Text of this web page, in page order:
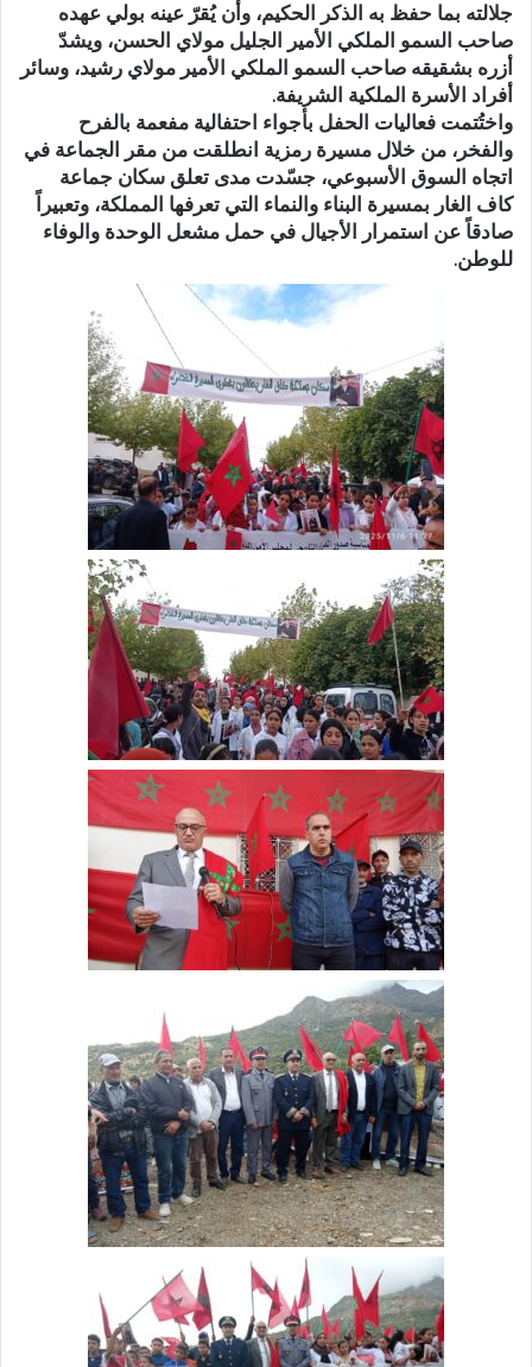
جلالته بما حفظ به الذكر الحكيم، وأن يُقرّ عينه بولي عهده
صاحب السمو الملكي الأمير الجليل مولاي الحسن، ويشدّ
أزره بشقيقه صاحب السمو الملكي الأمير مولاي رشيد، وسائر
أفراد الأسرة الملكية الشريفة.
واختُتمت فعاليات الحفل بأجواء احتفالية مفعمة بالفرح
والفخر، من خلال مسيرة رمزية انطلقت من مقر الجماعة في
اتجاه السوق الأسبوعي، جسّدت مدى تعلق سكان جماعة
كاف الغار بمسيرة البناء والنماء التي تعرفها المملكة، وتعبيراً
صادقاً عن استمرار الأجيال في حمل مشعل الوحدة والوفاء
للوطن.